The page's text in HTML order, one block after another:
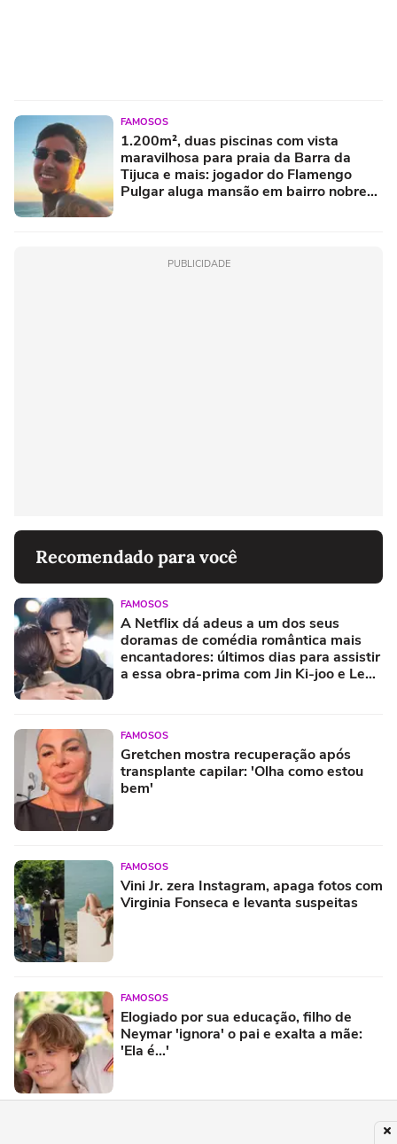
FAMOSOS
1.200m², duas piscinas com vista
maravilhosa para praia da Barra da
Tijuca e mais: jogador do Flamengo
Pulgar aluga mansão em bairro nobre
PUBLICIDADE
Recomendado para você
FAMOSOS
A Netflix dá adeus a um dos seus
doramas de comédia romântica mais
encantadores: últimos dias para assistir
a essa obra-prima com Jin Ki-joo e Lee
FAMOSOS
Gretchen mostra recuperação após
transplante capilar: 'Olha como estou
bem'
FAMOSOS
Vini Jr. zera Instagram, apaga fotos com
Virginia Fonseca e levanta suspeitas
FAMOSOS
Elogiado por sua educação, filho de
Neymar 'ignora' o pai e exalta a mãe:
'Ela é...'